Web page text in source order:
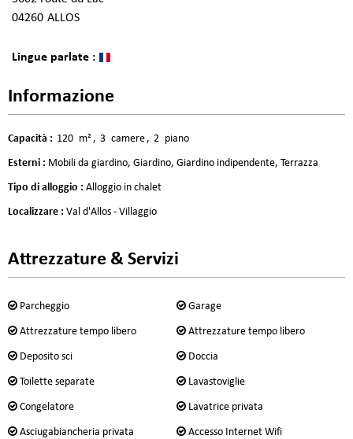
04260 ALLOS
Lingue parlate :
Informazione
Capacità : 120 m² 3 camere 2 piano
Esterni : Mobili da giardino Giardino Giardino indipendente Terrazza
Tipo di alloggio : Alloggio in chalet
Localizzare : Val d'Allos - Villaggio
Attrezzature & Servizi
Parcheggio Garage
Attrezzature tempo libero Attrezzature tempo libero
Deposito sci Doccia
Toilette separate Lavastoviglie
Congelatore Lavatrice privata
Asciugabiancheria privata Accesso Internet Wifi